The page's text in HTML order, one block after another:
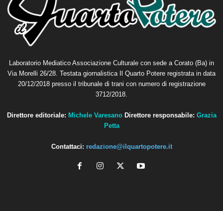
Laboratorio Mediatico Associazione Culturale con sede a Corato (Ba) in
Via Morelli 26/28. Testata giornalistica Il Quarto Potere registrata in data
20/12/2018 presso il tribunale di trani con numero di registrazione
3712/2018.
Direttore editoriale: Michele Varesano Direttore responsabile: Grazia
Petta
Contattaci: redazione@ilquartopotere.it